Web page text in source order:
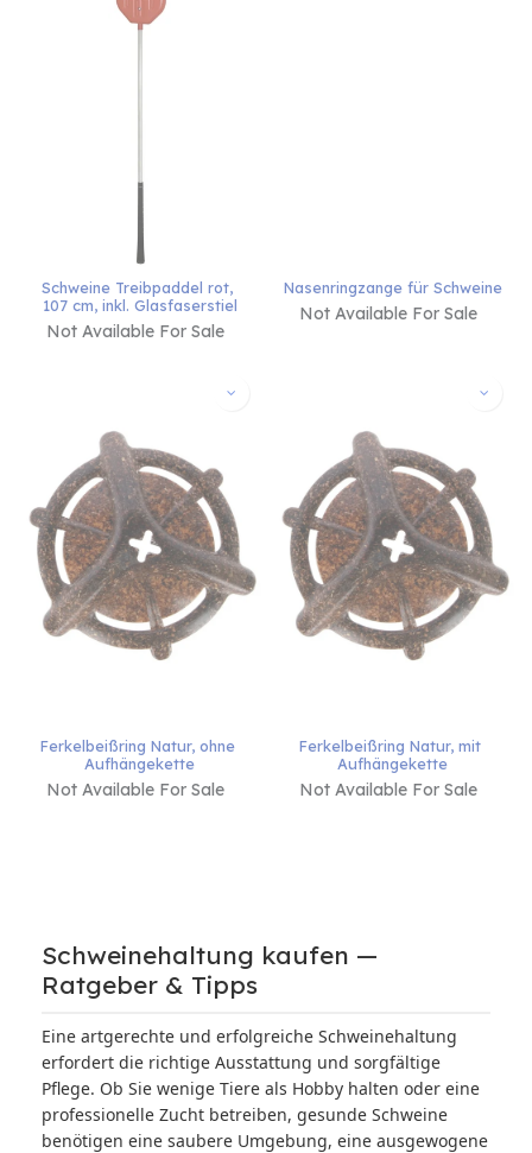
Schweine Treibpaddel rot,
107 cm, inkl. Glasfaserstiel
Not Available For Sale
Nasenringzange für Schweine
Not Available For Sale
Ferkelbeißring Natur, ohne
Aufhängekette
Not Available For Sale
Ferkelbeißring Natur, mit
Aufhängekette
Not Available For Sale
Schweinehaltung kaufen —
Ratgeber & Tipps
Eine artgerechte und erfolgreiche Schweinehaltung
erfordert die richtige Ausstattung und sorgfältige
Pflege. Ob Sie wenige Tiere als Hobby halten oder eine
professionelle Zucht betreiben, gesunde Schweine
benötigen eine saubere Umgebung, eine ausgewogene